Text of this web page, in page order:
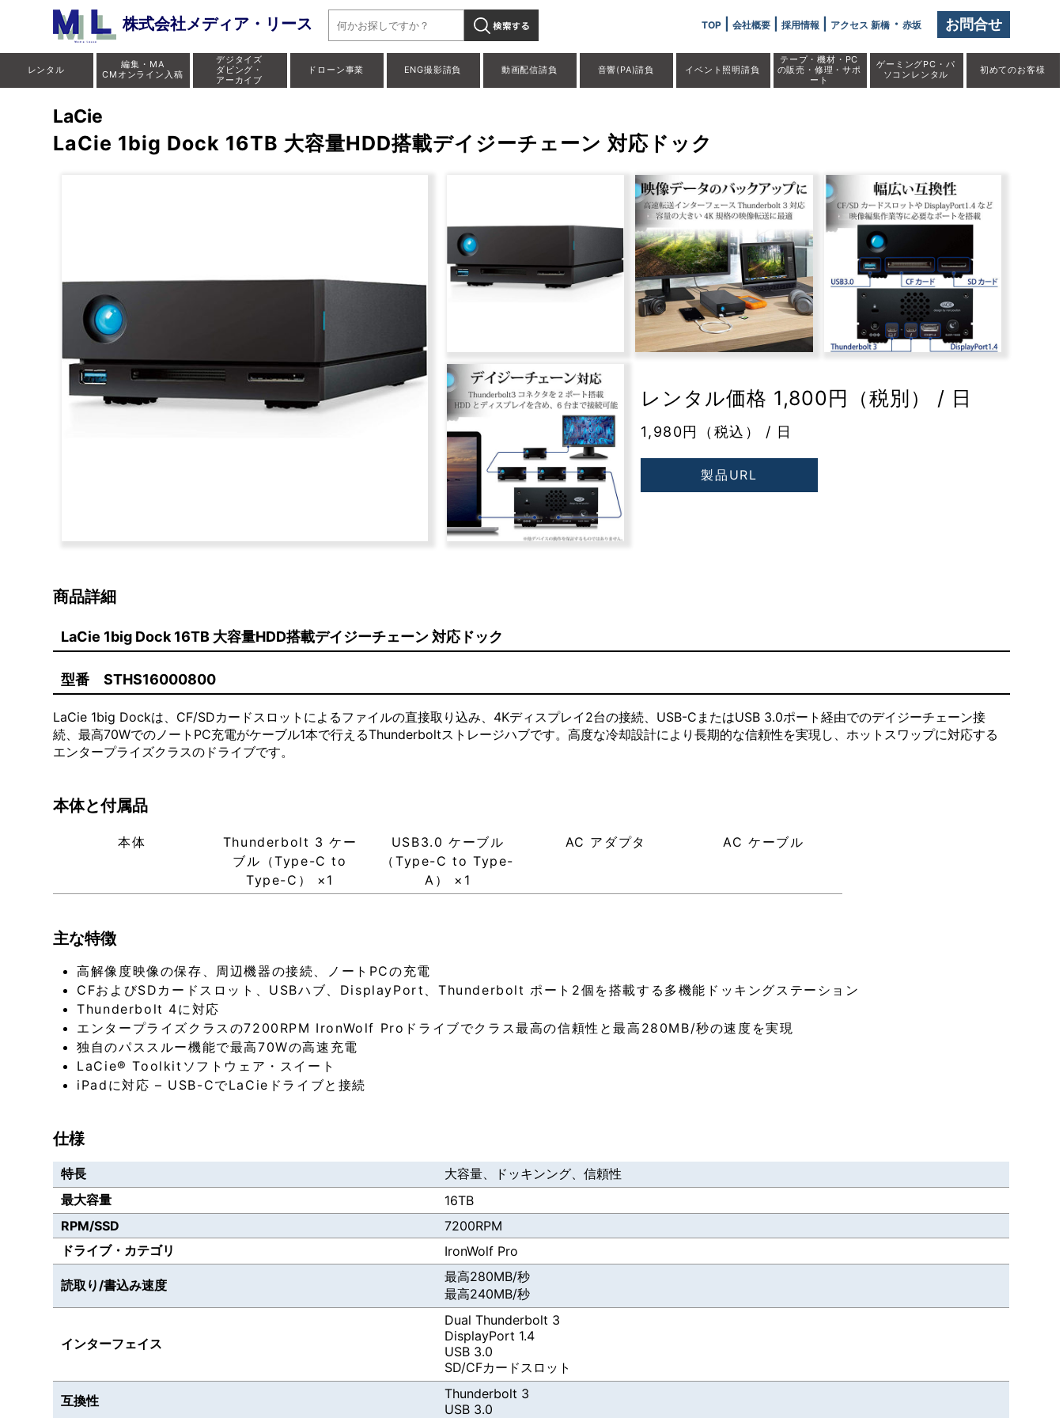
株式会社メディア・リース お問合せ
TOP| 会社概要| 採用情報 アクセス 新橋・ 赤坂
レンタル
編集・MA
CMオンライン入稿
デジタイズ
ダビング・
アーカイブ
ドローン事業 ENG撮影請負 動画配信請負 音響(PA)請負 イベント照明請負
テープ・機材・PC
の販売・修理・サポ
ート
ゲーミングPC・パ
ソコンレンタル
初めてのお客様
LaCie
LaCie 1big Dock 16TB 大容量HDD搭載デイジーチェーン 対応ドック
レンタル価格 1,800円（税別） / 日
1,980円（税込） / 日
製品URL
商品詳細
LaCie 1big Dock 16TB 大容量HDD搭載デイジーチェーン 対応ドック
型番 STHS16000800
LaCie 1big Dockは、CF/SDカードスロットによるファイルの直接取り込み、4Kディスプレイ2台の接続、USB-CまたはUSB 3.0ポート経由でのデイジーチェーン接
続、最高70WでのノートPC充電がケーブル1本で行えるThunderboltストレージハブです。高度な冷却設計により長期的な信頼性を実現し、ホットスワップに対応する
エンタープライズクラスのドライブです。
本体と付属品
本体
Thunderbolt 3 ケー
ブル（Type-C to
Type-C） ×1
USB3.0 ケーブル
（Type-C to Type-
A） ×1
AC アダプタ AC ケーブル
主な特徴
高解像度映像の保存、周辺機器の接続、ノートPCの充電
CFおよびSDカードスロット、USBハブ、DisplayPort、Thunderbolt ポート2個を搭載する多機能ドッキングステーション
Thunderbolt 4に対応
エンタープライズクラスの7200RPM IronWolf Proドライブでクラス最高の信頼性と最高280MB/秒の速度を実現
独自のパススルー機能で最高70Wの高速充電
LaCie® Toolkitソフトウェア・スイート
iPadに対応 – USB-CでLaCieドライブと接続
仕様
特長
大容量、ドッキンング、信頼性
最大容量
16TB
RPM/SSD
7200RPM
ドライブ・カテゴリ
IronWolf Pro
読取り/書込み速度
最高280MB/秒
最高240MB/秒
インターフェイス
Dual Thunderbolt 3
DisplayPort 1.4
USB 3.0
SD/CFカードスロット
互換性
Thunderbolt 3
USB 3.0